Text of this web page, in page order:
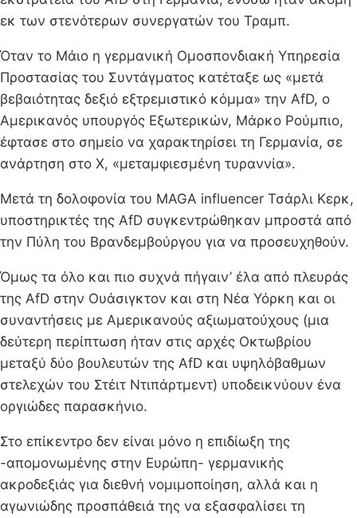
εκ των στενότερων συνεργατών του Τραμπ.
Όταν το Μάιο η γερμανική Ομοσπονδιακή Υπηρεσία
Προστασίας του Συντάγματος κατέταξε ως «μετά
βεβαιότητας δεξιό εξτρεμιστικό κόμμα» την AfD, ο
Αμερικανός υπουργός Εξωτερικών, Μάρκο Ρούμπιο,
έφτασε στο σημείο να χαρακτηρίσει τη Γερμανία, σε
ανάρτηση στο Χ, «μεταμφιεσμένη τυραννία».
Μετά τη δολοφονία του MAGA influencer Τσάρλι Κερκ,
υποστηρικτές της AfD συγκεντρώθηκαν μπροστά από
την Πύλη του Βρανδεμβούργου για να προσευχηθούν.
Όμως τα όλο και πιο συχνά πήγαιν’ έλα από πλευράς
της AfD στην Ουάσιγκτον και στη Νέα Υόρκη και οι
συναντήσεις με Αμερικανούς αξιωματούχους (μια
δεύτερη περίπτωση ήταν στις αρχές Οκτωβρίου
μεταξύ δύο βουλευτών της AfD και υψηλόβαθμων
στελεχών του Στέιτ Ντιπάρτμεντ) υποδεικνύουν ένα
οργιώδες παρασκήνιο.
Στο επίκεντρο δεν είναι μόνο η επιδίωξη της
-απομονωμένης στην Ευρώπη- γερμανικής
ακροδεξιάς για διεθνή νομιμοποίηση, αλλά και η
αγωνιώδης προσπάθειά της να εξασφαλίσει τη